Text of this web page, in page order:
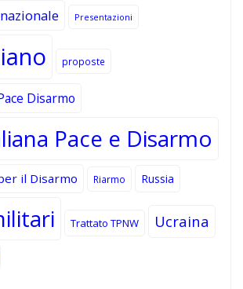
Presentazioni
proposte
Disarmo
Pace e Disarmo
il Disarmo Riarmo Russia
Trattato TPNW Ucraina